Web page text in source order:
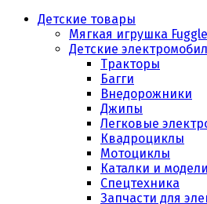
Детские товары
Мягкая игрушка
Детские
Тракторы
Багги
Внедорожники
Джипы
Легковые
Квадроциклы
Мотоциклы
Каталки и
Спецтехника
Запчасти для